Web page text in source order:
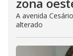
A avenida
alterado